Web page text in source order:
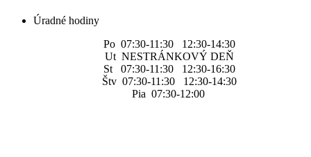
Úradné hodiny
Po 07:30-11:30 12:30-14:30
Ut NESTRÁNKOVÝ DEŇ
St 07:30-11:30 12:30-16:30
Štv 07:30-11:30 12:30-14:30
Pia 07:30-12:00